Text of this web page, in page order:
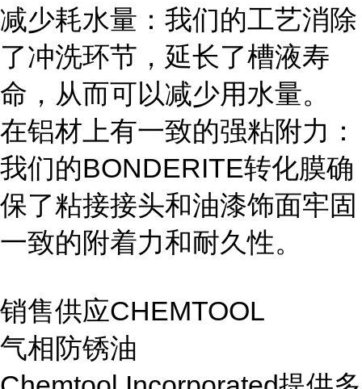
减少耗水量：我们的工艺消除
了冲洗环节，延长了槽液寿
命，从而可以减少用水量。
在铝材上有一致的强粘附力：
我们的BONDERITE转化膜确
保了粘接接头和油漆饰面牢固
一致的附着力和耐久性。
销售供应CHEMTOOL
气相防锈油